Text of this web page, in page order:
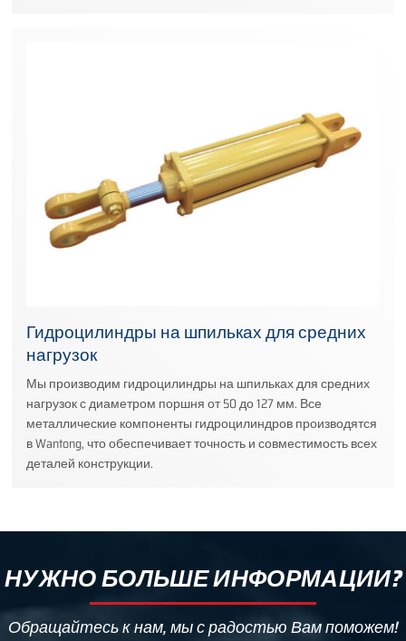
Гидроцилиндры на шпильках для средних
нагрузок
Мы производим гидроцилиндры на шпильках для средних
нагрузок с диаметром поршня от 50 до 127 мм. Все
металлические компоненты гидроцилиндров производятся
в Wantong, что обеспечивает точность и совместимость всех
деталей конструкции.
НУЖНО БОЛЬШЕ ИНФОРМАЦИИ?
Обращайтесь к нам, мы с радостью Вам поможем!